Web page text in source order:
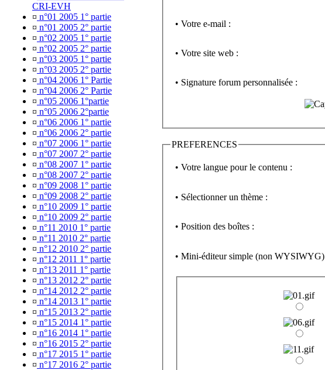
CRI-EVH
¤ n°01 2005 1° partie
¤ n°01 2005 2° partie
¤ n°02 2005 1° partie
¤ n°02 2005 2° partie
¤ n°03 2005 1° partie
¤ n°03 2005 2° partie
¤ n°04 2006 1° Partie
¤ n°04 2006 2° Partie
¤ n°05 2006 1°partie
¤ n°05 2006 2°partie
¤ n°06 2006 1° partie
¤ n°06 2006 2° partie
¤ n°07 2006 1° partie
¤ n°07 2007 2° partie
¤ n°08 2007 1° partie
¤ n°08 2007 2° partie
¤ n°09 2008 1° partie
¤ n°09 2008 2° partie
¤ n°10 2009 1° partie
¤ n°10 2009 2° partie
¤ n°11 2010 1° partie
¤ n°11 2010 2° partie
¤ n°12 2010 2° partie
¤ n°12 2011 1° partie
¤ n°13 2011 1° partie
¤ n°13 2012 2° partie
¤ n°14 2012 2° partie
¤ n°14 2013 1° partie
¤ n°15 2013 2° partie
¤ n°15 2014 1° partie
¤ n°16 2014 1° partie
¤ n°16 2015 2° partie
¤ n°17 2015 1° partie
¤ n°17 2016 2° partie
• Votre e-mail :
• Votre site web :
• Signature forum personnalisée :
PREFERENCES
• Votre langue pour le contenu :
• Sélectionner un thème :
• Position des boîtes :
• Mini-éditeur simple (non WYSIWYG)